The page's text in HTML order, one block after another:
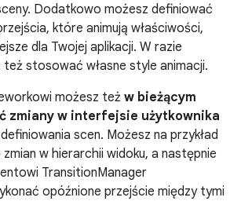
Dodatkowo możesz definiować
które animują właściwości,
dla Twojej aplikacji. W razie
stosować własne style animacji.
możesz też w bieżącym
zmiany w interfejsie użytkownika
scen. Możesz na przykład
w hierarchii widoku, a następnie
TransitionManager
opóźnione przejście między tymi